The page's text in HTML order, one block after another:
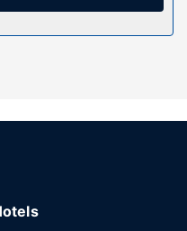
vicinanze.